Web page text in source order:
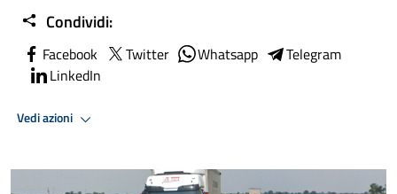
Condividi:
Facebook Twitter Whatsapp
Telegram
LinkedIn
Vedi azioni